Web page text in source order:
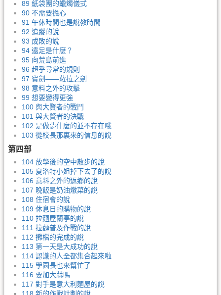
89 紙袋團的蠟燭儀式
90 不需要擔心
91 午休時間也是說教時間
92 追蹤的說
93 成敗的說
94 遠足是什麼？
95 向荒島前進
96 超乎尋常的規則
97 寶劍——蘿拉之劍
98 意料之外的攻擊
99 想要變得更強
100 與大賢者的戰鬥
101 與大賢者的決戰
102 是做夢什麼的並不存在哦
103 從校長那裏來的信息的說
第四部
104 放學後的空中散步的說
105 夏洛特小姐掉下去了的說
106 意料之外的返鄉的說
107 晚飯是奶油燉菜的說
108 住宿會的說
109 休息日的購物的說
110 拉麵屋蘭亭的說
111 拉麵普及作戰的說
112 攤檔的完成的說
113 第一天是大成功的說
114 認識的人全都集合起來啦
115 學園長也來幫忙了
116 要加大蒜嗎
117 對手是意大利麵屋的說
118 新的作戰計劃的說